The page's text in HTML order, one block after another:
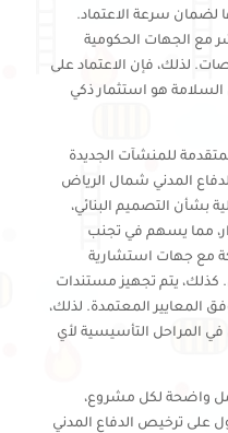
لضمان سرعة الاعتماد.
مع الجهات الحكومية
لذلك، فإن الاعتماد على
هو استثمار ذكي
للمنشآت الجديدة
المدني شمال الرياض
بشأن التصميم البنائي،
مما يسهم في تجنب
مع جهات استشارية
يتم تجهيز مستندات
المعايير المعتمدة. لذلك،
المراحل التأسيسية لأي
واضحة لكل مشروع،
على ترخيص الدفاع المدني